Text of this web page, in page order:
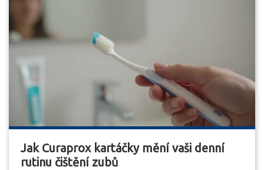
Jak Curaprox kartáčky mění vaši denní
rutinu čištění zubů